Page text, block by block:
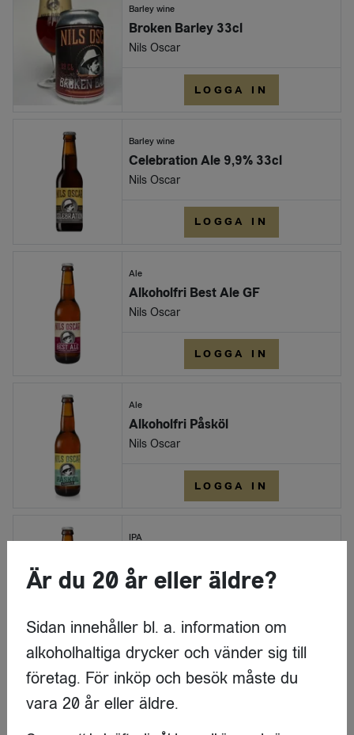
Barley wine
Broken Barley 33cl
Nils Oscar
LOGGA IN
Barley wine
Celebration Ale 9,9% 33cl
Nils Oscar
LOGGA IN
Ale
Alkoholfri Best Ale GF
Nils Oscar
LOGGA IN
Ale
Alkoholfri Påsköl
Nils Oscar
LOGGA IN
IPA
Nils Oscar
LOGGA IN
IPA
India Ale IPA Glutenfri
Nils Oscar
Är du 20 år eller äldre?
Sidan innehåller bl. a. information om
alkoholhaltiga drycker och vänder sig till
företag. För inköp och besök måste du
vara 20 år eller äldre.